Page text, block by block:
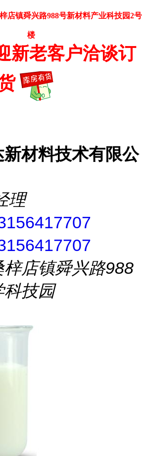
店镇舜兴路988号新材料产业科技园2号
楼
新老客户洽谈订
材料技术有限公
理
梓店镇舜兴路988
科技园